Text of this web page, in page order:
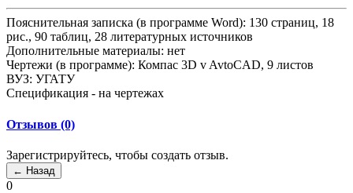
Пояснительная записка (в программе Word): 130 страниц, 18
рис., 90 таблиц, 28 литературных источников
Дополнительные материалы: нет
Чертежи (в программе): Компас 3D v AvtoCAD, 9 листов
ВУЗ: УГАТУ
Спецификация - на чертежах
Отзывов (0)
Зарегистрируйтесь, чтобы создать отзыв.
0